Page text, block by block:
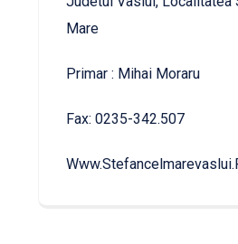
Mare
Primar : Mihai Moraru
Fax: 0235-342.507